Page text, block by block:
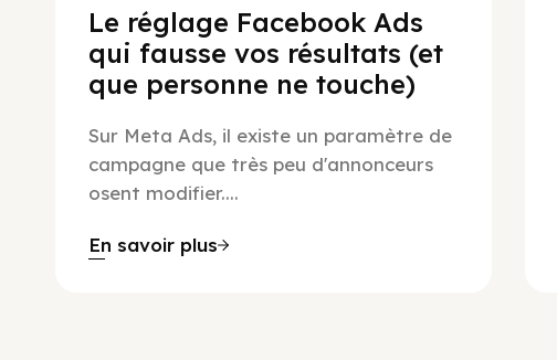
Le réglage Facebook Ads
qui fausse vos résultats (et
que personne ne touche)
Sur Meta Ads, il existe un paramètre de
campagne que très peu d'annonceurs
osent modifier....
En savoir plus